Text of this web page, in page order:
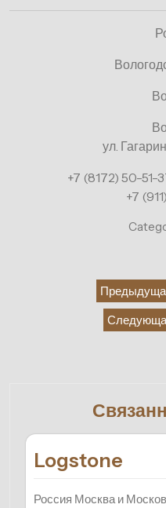
ул.
+7 (8172) 50-
+7
Навигация
Logstone
Россия Москва и